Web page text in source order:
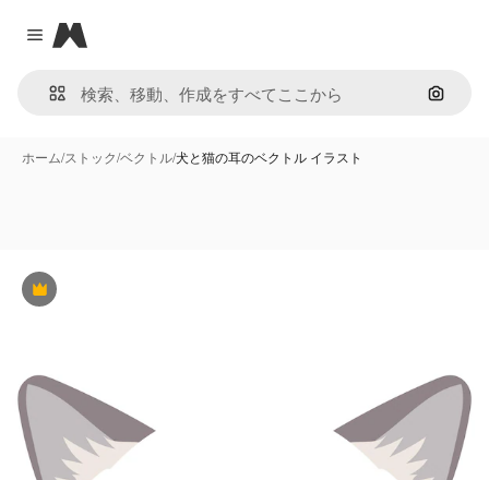
Close menu
Magnific
画像で
ホーム/ストック/ベクトル/犬と猫の耳のベクトル イラスト
Premium